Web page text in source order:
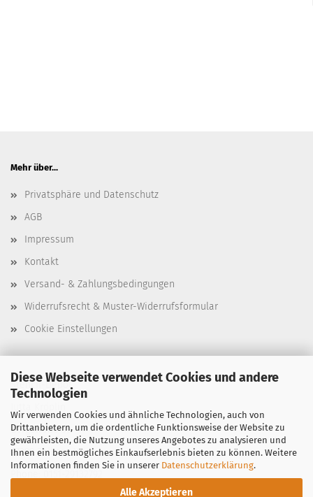
Diese Webseite verwendet Cookies und andere
Technologien
Wir verwenden Cookies und ähnliche Technologien, auch von
Drittanbietern, um die ordentliche Funktionsweise der Website zu
gewährleisten, die Nutzung unseres Angebotes zu analysieren und
Ihnen ein bestmögliches Einkaufserlebnis bieten zu können. Weitere
Informationen finden Sie in unserer Datenschutzerklärung.
Alle Akzeptieren
Mehr über...
Privatsphäre und Datenschutz
AGB
Impressum
Kontakt
Versand- & Zahlungsbedingungen
Widerrufsrecht & Muster-Widerrufsformular
Cookie Einstellungen
Stencil-Depot
Bergstraße 39
97299 Zell am Main